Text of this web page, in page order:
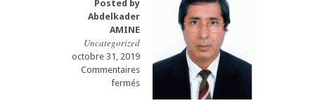
Posted by
Abdelkader
AMINE
Uncategorized
octobre 31, 2019
Commentaires
ferméssur